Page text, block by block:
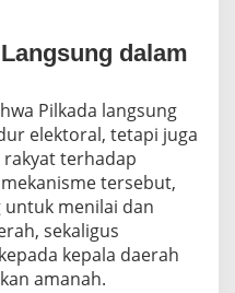
dalam
Pilkada langsung
elektoral, tetapi juga
terhadap
tersebut,
menilai dan
sekaligus
kepala daerah
amanah.